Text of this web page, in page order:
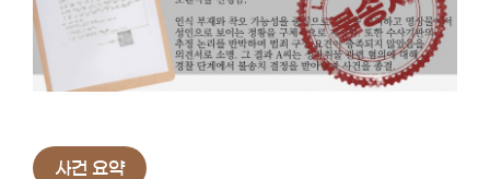
사건 요약